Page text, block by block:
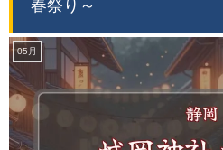
春祭り～
05月